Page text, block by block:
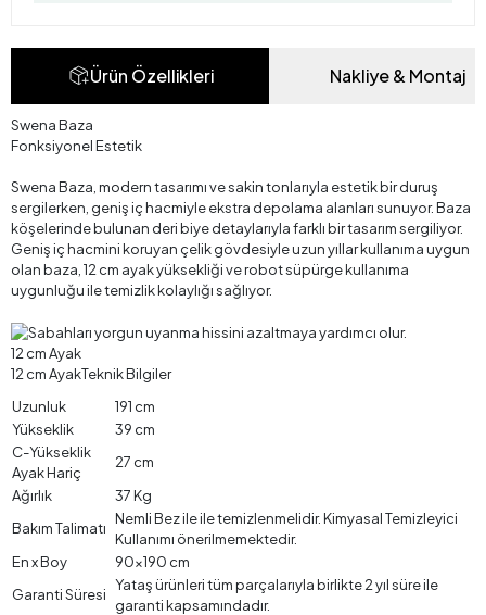
Ürün Özellikleri Nakliye & Montaj
Swena Baza
Fonksiyonel Estetik
Swena Baza, modern tasarımı ve sakin tonlarıyla estetik bir duruş
sergilerken, geniş iç hacmiyle ekstra depolama alanları sunuyor. Baza
köşelerinde bulunan deri biye detaylarıyla farklı bir tasarım sergiliyor.
Geniş iç hacmini koruyan çelik gövdesiyle uzun yıllar kullanıma uygun
olan baza, 12 cm ayak yüksekliği ve robot süpürge kullanıma
uygunluğu ile temizlik kolaylığı sağlıyor.
12 cm Ayak
12 cm AyakTeknik Bilgiler
Uzunluk
191 cm
Yükseklik
39 cm
C-Yükseklik
Ayak Hariç
27 cm
Ağırlık
37 Kg
Bakım Talimatı
Nemli Bez ile ile temizlenmelidir. Kimyasal Temizleyici
Kullanımı önerilmemektedir.
En x Boy
90x190 cm
Garanti Süresi
Yataş ürünleri tüm parçalarıyla birlikte 2 yıl süre ile
garanti kapsamındadır.